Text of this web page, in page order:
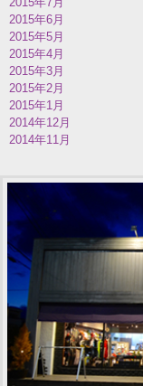
2015年6月
2015年5月
2015年4月
2015年3月
2015年2月
2015年1月
2014年12月
2014年11月